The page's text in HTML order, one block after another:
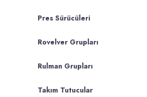
Pres Sürücüleri
Rovelver Grupları
Rulman Grupları
Takım Tutucular